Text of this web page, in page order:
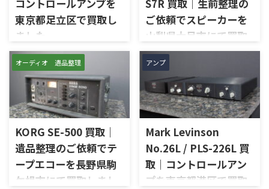
に見てほしい」とご相談いた
だいたものです。 McIntosh
MC252は、250W×2chの出力
を備えた2チャンネルパワーア
ンプで、同社らしいブルーのパ
ワーメーター、ガラスフロント
パネル、Autoformer、Power
Guard、Sentry Monitorなどを
備えたモデルです。査定では、
左右チャン ...
ム、トーンコントロール、フォ
ノ入力、スピーカー出力、Pre
Out、Main Amp入力、外観コ
付属品の有無を確認しながら
査定いたしました。 買取商
品：SANSUI AU-D907 LIMITED
メーカー：SANSUI / 山水 / ...
コントロールアンプを
東京都足立区で買取し
ました
東京都足立区で、McIntoshの
コントロールアンプ「C712」
を出張買取させていただきま
した。今回のお品物は、
McIntoshらしいガラスパネル
デザインとリモート操作機能
を備えた2chソリッドステート
式のコントロールアンプで、左
右チャンネルの音出し、入力
切替、ボリューム、トーンコン
トロール、MMフォノ入力、バ
S7R 買取｜生前整理の
ご依頼でスピーカーを
山梨県大月市にて買取
しました
山梨県大月市で、生前整理に伴
いJBLの大型スピーカー「C50
OLYMPUS S7R」を出張買取さ
せていただきました。今回の
お品物は、長年大切に音楽を
楽しまれてきたご本人様より、
オーディオ機器の整理を進めた
いとのご相談をいただいたも
のです。 JBL C50 OLYMPUS
S7Rは、Olympus専用エンクロ
オーディオ 遺品整理
KORG SE-500 買取｜
遺品整理のご依頼でテ
ープエコーを長野県駒
ケ根市にて買取しまし
アンプ
Mark Levinson
No.26L / PLS-226L 買
取｜コントロールアン
プを東京都港区で買取